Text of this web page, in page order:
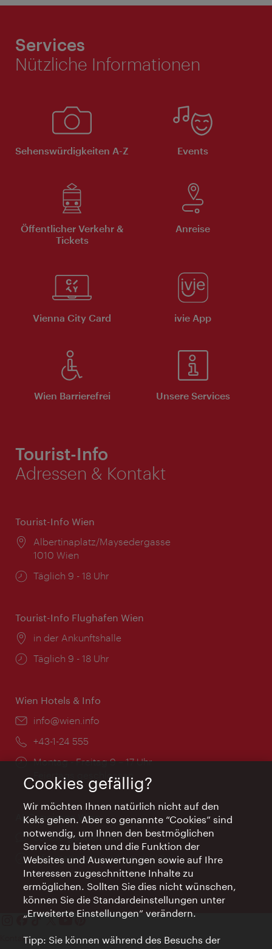
Services
Nützliche Informationen
Sehenswürdigkeiten A-Z Events
Öffentlicher Verkehr &
Tickets
Anreise
Vienna City Card ivie App
Wien Barrierefrei Unsere Services
Tourist-Info
Adressen & Kontakt
Tourist-Info Wien
Ort:
Albertinaplatz/Maysedergasse
1010 Wien
Öffnungszeiten:
Täglich 9 - 18 Uhr
Tourist-Info Flughafen Wien
Ort:
in der Ankunftshalle
Öffnungszeiten:
Täglich 9 - 18 Uhr
Wien Hotels & Info
Email:
info@wien.info
Telefon:
+43-1-24 555
Öffnungszeiten:
Montag - Freitag 9 – 17 Uhr
Feiertags geschlossen
AI Concierge Wien
Ort:
concierge.wien.info
Öffnungszeiten:
Informationen rund um die Uhr
Kontakt
Cookies gefällig?
Wir möchten Ihnen natürlich nicht auf den
Keks gehen. Aber so genannte “Cookies” sind
notwendig, um Ihnen den bestmöglichen
Service zu bieten und die Funktion der
Websites und Auswertungen sowie auf Ihre
Interessen zugeschnittene Inhalte zu
ermöglichen. Sollten Sie dies nicht wünschen,
können Sie die Standardeinstellungen unter
„Erweiterte Einstellungen“ verändern.
Tipp: Sie können während des Besuchs der